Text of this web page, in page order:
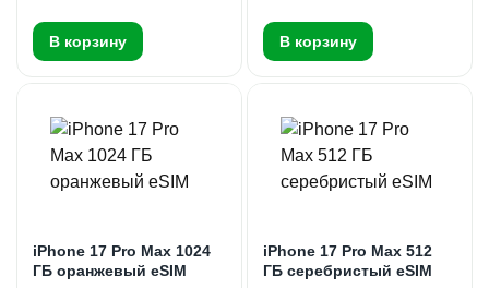
В корзину В корзину
iPhone 17 Pro Max 1024
ГБ оранжевый eSIM
iPhone 17 Pro Max 512
ГБ серебристый eSIM